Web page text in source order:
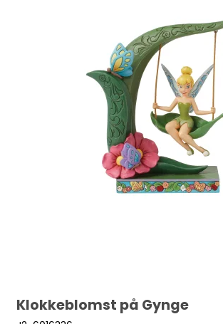
Klokkeblomst på Gynge